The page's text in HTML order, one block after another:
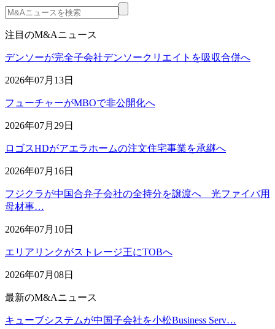
注目のM&Aニュース
デンソーが完全子会社デンソークリエイトを吸収合併へ
2026年07月13日
フューチャーがMBOで非公開化へ
2026年07月29日
ロゴスHDがアエラホームの注文住宅事業を承継へ
2026年07月16日
フジクラが中国合弁子会社の全持分を譲渡へ 光ファイバ用
母材事…
2026年07月10日
エリアリンクがストレージ王にTOBへ
2026年07月08日
最新のM&Aニュース
キューブシステムが中国子会社を小松Business Serv…